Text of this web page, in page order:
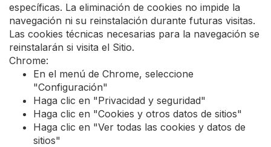
específicas. La eliminación de cookies no impide la
navegación ni su reinstalación durante futuras visitas.
Las cookies técnicas necesarias para la navegación se
reinstalarán si visita el Sitio.
Chrome:
En el menú de Chrome, seleccione
"Configuración"
Haga clic en "Privacidad y seguridad"
Haga clic en "Cookies y otros datos de sitios"
Haga clic en "Ver todas las cookies y datos de
sitios"